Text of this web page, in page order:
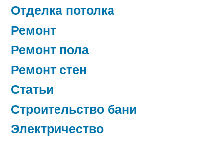
Отделка потолка
Ремонт
Ремонт пола
Ремонт стен
Статьи
Строительство бани
Электричество